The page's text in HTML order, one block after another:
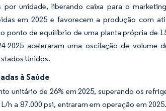
por unidade, liberando caixa para o
em 2025 e favorecem a produção com
ponto de equilíbrio de uma planta própria de
2025 aceleraram uma oscilação de volume
Unidos.
à Saúde
unitário de 26% em 2025, superando os
h a 87.000 psi, entraram em operação em